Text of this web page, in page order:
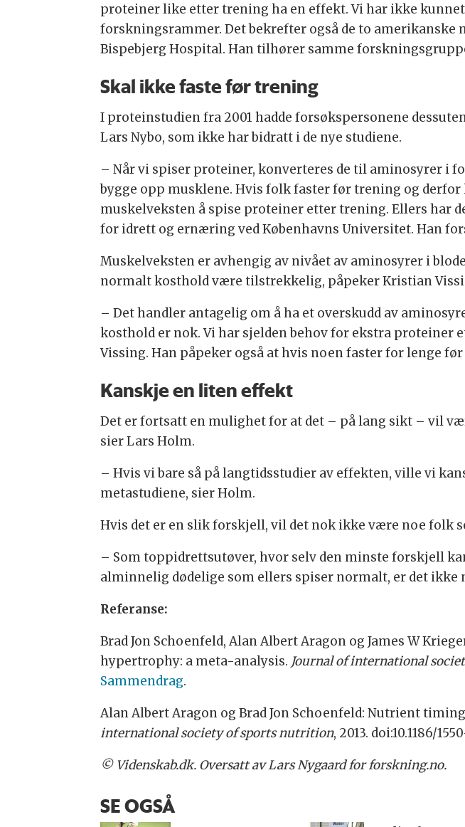
proteiner like etter trening ha en effekt. Vi har ikke
forskningsrammer. Det bekrefter også de to amerikanske
Bispebjerg Hospital. Han tilhører samme
Skal ikke faste før trening
I proteinstudien fra 2001 hadde forsøkspersonene
Lars Nybo, som ikke har bidratt i de nye studiene.
– Når vi spiser proteiner, konverteres de til aminosyrer i
bygge opp musklene. Hvis folk faster før trening og
muskelveksten å spise proteiner etter trening. Ellers har
for idrett og ernæring ved Københavns Universitet. Han
Muskelveksten er avhengig av nivået av aminosyrer i
normalt kosthold være tilstrekkelig, påpeker Kristian
– Det handler antagelig om å ha et overskudd av
kosthold er nok. Vi har sjelden behov for ekstra proteiner
Vissing. Han påpeker også at hvis noen faster for lenge
Kanskje en liten effekt
Det er fortsatt en mulighet for at det – på lang sikt – vil
sier Lars Holm.
– Hvis vi bare så på langtidsstudier av effekten, ville vi
metastudiene, sier Holm.
Hvis det er en slik forskjell, vil det nok ikke være noe folk
– Som toppidrettsutøver, hvor selv den minste forskjell
alminnelig dødelige som ellers spiser normalt, er det ikke
Referanse:
Brad Jon Schoenfeld, Alan Albert Aragon og James W
hypertrophy: a meta-analysis. Journal of international
Sammendrag.
Alan Albert Aragon og Brad Jon Schoenfeld: Nutrient
international society of sports nutrition, 2013. doi:10.1186/
© Videnskab.dk. Oversatt av Lars Nygaard for forskning.no.
SE OGSÅ